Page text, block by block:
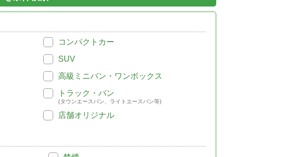
コンパクトカー
SUV
高級ミニバン・ワンボックス
トラック・バン
(タウンエースバン、ライトエースバン等)
店舗オリジナル